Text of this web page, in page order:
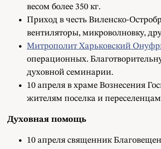
весом более 350 кг.
Приход в честь Виленско-
вентиляторы, микроволновку,
Митрополит Харьковский
операционных.
духовной семинарии.
10 апреля в храме Вознесения
жителям поселка и
Духовная помощь
10 апреля священник